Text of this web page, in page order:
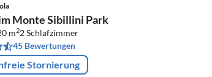
Monte Sibillini Park
m22Schlafzimmer
45 Bewertungen
Stornierung